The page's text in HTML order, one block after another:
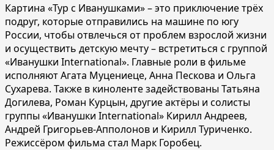
Картина «Тур с Иванушками» – это приключение трёх
подруг, которые отправились на машине по югу
России, чтобы отвлечься от проблем взрослой жизни
и осуществить детскую мечту – встретиться с группой
«Иванушки International». Главные роли в фильме
исполняют Агата Муцениеце, Анна Пескова и Ольга
Сухарева. Также в киноленте задействованы Татьяна
Догилева, Роман Курцын, другие актёры и солисты
группы «Иванушки International» Кирилл Андреев,
Андрей Григорьев-Апполонов и Кирилл Туриченко.
Режиссёром фильма стал Марк Горобец.